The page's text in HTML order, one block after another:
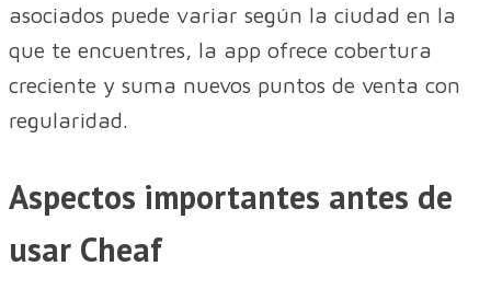
asociados puede variar según la ciudad en la
que te encuentres, la app ofrece cobertura
creciente y suma nuevos puntos de venta con
regularidad.
Aspectos importantes antes de
usar Cheaf